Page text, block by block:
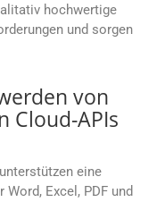
hochwertige
und sorgen
von
Cloud-APIs
eine
Excel, PDF und